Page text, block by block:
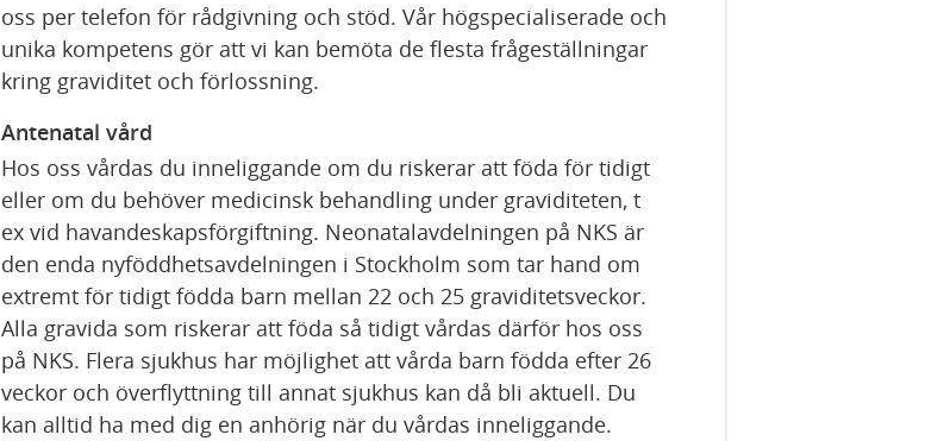
oss per telefon för rådgivning och stöd. Vår högspecialiserade och
unika kompetens gör att vi kan bemöta de flesta frågeställningar
kring graviditet och förlossning.
Antenatal vård
Hos oss vårdas du inneliggande om du riskerar att föda för tidigt
eller om du behöver medicinsk behandling under graviditeten, t
ex vid havandeskapsförgiftning. Neonatalavdelningen på NKS är
den enda nyföddhetsavdelningen i Stockholm som tar hand om
extremt för tidigt födda barn mellan 22 och 25 graviditetsveckor.
Alla gravida som riskerar att föda så tidigt vårdas därför hos oss
på NKS. Flera sjukhus har möjlighet att vårda barn födda efter 26
veckor och överflyttning till annat sjukhus kan då bli aktuell. Du
kan alltid ha med dig en anhörig när du vårdas inneliggande.